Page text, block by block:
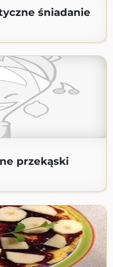
śniadanie
przekąski